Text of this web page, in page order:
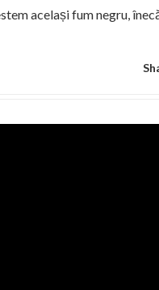
același fum negru,